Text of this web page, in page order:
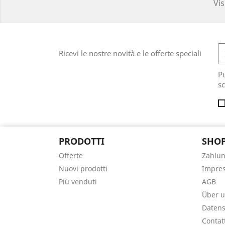
Ricevi le nostre novità e le offerte speciali
PRODOTTI
Offerte
Nuovi prodotti
Più venduti
AGB
Über